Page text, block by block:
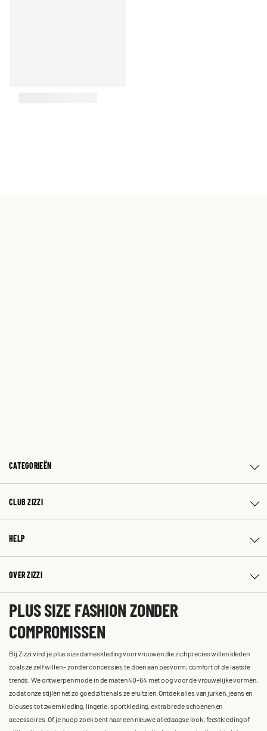
CATEGORIEËN
CLUB ZIZZI
HELP
OVER ZIZZI
PLUS SIZE FASHION ZONDER
COMPROMISSEN
Bij Zizzi vind je plus size dameskleding voor vrouwen die zich precies willen kleden
zoals ze zelf willen – zonder concessies te doen aan pasvorm, comfort of de laatste
trends. We ontwerpen mode in de maten 40-64 met oog voor de vrouwelijke vormen,
zodat onze stijlen net zo goed zitten als ze eruitzien. Ontdek alles van jurken, jeans en
blouses tot zwemkleding, lingerie, sportkleding, extra brede schoenen en
accessoires. Of je nu op zoek bent naar een nieuwe alledaagse look, feestkleding of